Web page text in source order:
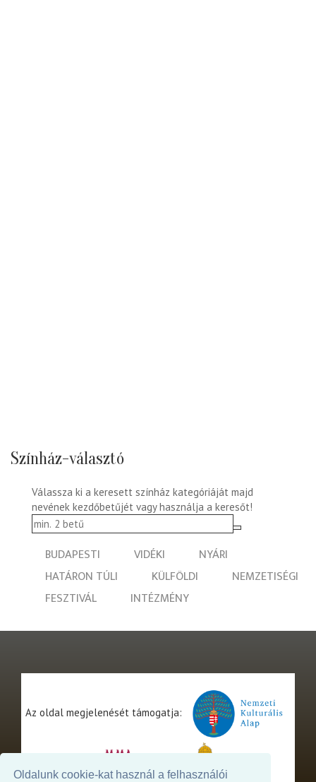
Oldalunk cookie-kat használ a felhasználói
Színház-választó
Válassza ki a keresett színház kategóriáját majd
nevének kezdőbetűjét vagy használja a keresőt!
BUDAPESTI VIDÉKI
NYÁRI
HATÁRON TÚLI
KÜLFÖLDI
NEMZETISÉGI
FESZTIVÁL
INTÉZMÉNY
Az oldal megjelenését támogatja: